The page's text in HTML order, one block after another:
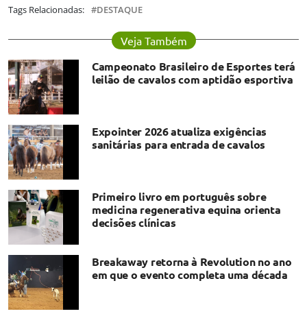
Tags Relacionadas: DESTAQUE
Veja Também
Campeonato Brasileiro de Esportes terá
leilão de cavalos com aptidão esportiva
Expointer 2026 atualiza exigências
sanitárias para entrada de cavalos
Primeiro livro em português sobre
medicina regenerativa equina orienta
decisões clínicas
Breakaway retorna à Revolution no ano
em que o evento completa uma década